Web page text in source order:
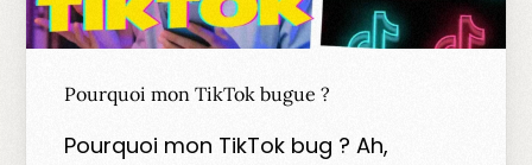
Pourquoi mon TikTok bugue ?
Pourquoi mon TikTok bug ? Ah,